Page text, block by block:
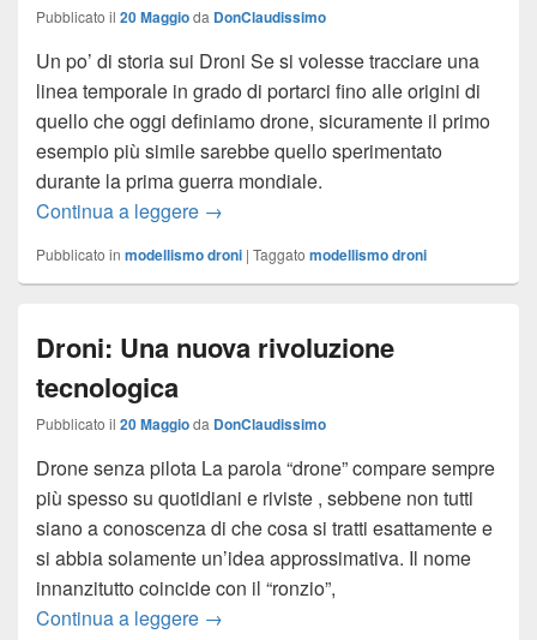
Pubblicato il 20 Maggioda DonClaudissimo
Un po’ di storia sui Droni Se si volesse tracciare una
linea temporale in grado di portarci fino alle origini di
quello che oggi definiamo drone, sicuramente il primo
esempio più simile sarebbe quello sperimentato
durante la prima guerra mondiale.
Continua a leggere Modellismo e Hobby: Droni per
→
Pubblicato in modellismo droni | Taggato modellismo droni
Droni: Una nuova rivoluzione
tecnologica
Pubblicato il 20 Maggioda DonClaudissimo
Drone senza pilota La parola “drone” compare sempre
più spesso su quotidiani e riviste , sebbene non tutti
siano a conoscenza di che cosa si tratti esattamente e
si abbia solamente un’idea approssimativa. Il nome
innanzitutto coincide con il “ronzio”,
Continua a leggere Droni: Una nuova rivoluzione
→